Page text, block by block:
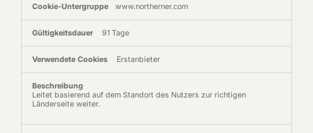
www.northerner.com
91 Tage
Erstanbieter
Leitet basierend auf dem Standort des Nutzers zur richtigen
Länderseite weiter.